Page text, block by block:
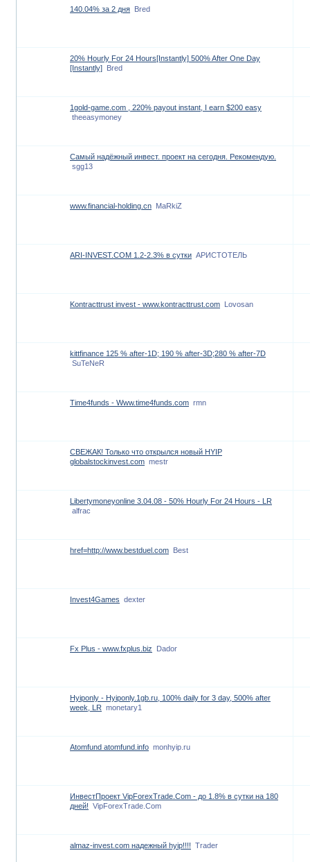
140.04% за 2 дня Bred
20% Hourly For 24 Hours[Instantly] 500% After One Day
[Instantly] Bred
1gold-game.com , 220% payout instant, I earn $200 easy
theeasymoney
Самый надёжный инвест. проект на сегодня. Рекомендую.
sgg13
www.financial-holding.cn MaRkiZ
ARI-INVEST.COM 1.2-2.3% в сутки АРИСТОТЕЛЬ
Kontracttrust invest - www.kontracttrust.com Lovosan
kittfinance 125 % after-1D; 190 % after-3D;280 % after-7D
SuTeNeR
Time4funds - Www.time4funds.com rmn
СВЕЖАК! Только что открылся новый HYIP
globalstockinvest.com mestr
Libertymoneyonline 3.04.08 - 50% Hourly For 24 Hours - LR
alfrac
href=http://www.bestduel.com Best
Invest4Games dexter
Fx Plus - www.fxplus.biz Dador
Hyiponly - Hyiponly.1gb.ru, 100% daily for 3 day, 500% after
week, LR monetary1
Atomfund atomfund.info monhyip.ru
ИнвестПроект VipForexTrade.Com - до 1.8% в сутки на 180
дней! VipForexTrade.Com
almaz-invest.com надежный hyip!!!! Trader